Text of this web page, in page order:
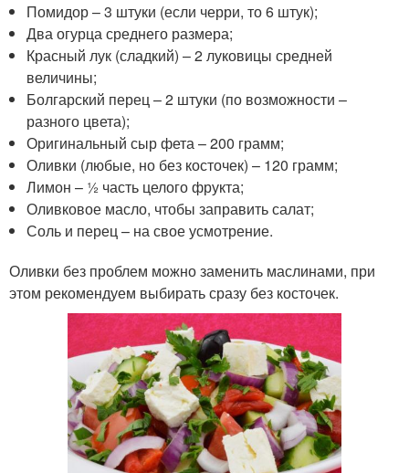
Помидор – 3 штуки (если черри, то 6 штук);
Два огурца среднего размера;
Красный лук (сладкий) – 2 луковицы средней
величины;
Болгарский перец – 2 штуки (по возможности –
разного цвета);
Оригинальный сыр фета – 200 грамм;
Оливки (любые, но без косточек) – 120 грамм;
Лимон – ½ часть целого фрукта;
Оливковое масло, чтобы заправить салат;
Соль и перец – на свое усмотрение.
Оливки без проблем можно заменить маслинами, при
этом рекомендуем выбирать сразу без косточек.